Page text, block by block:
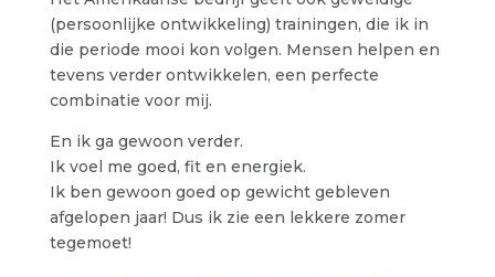
(persoonlijke ontwikkeling) trainingen, die ik in
die periode mooi kon volgen. Mensen helpen en
tevens verder ontwikkelen, een perfecte
combinatie voor mij.
En ik ga gewoon verder.
Ik voel me goed, fit en energiek.
Ik ben gewoon goed op gewicht gebleven
afgelopen jaar! Dus ik zie een lekkere zomer
tegemoet!